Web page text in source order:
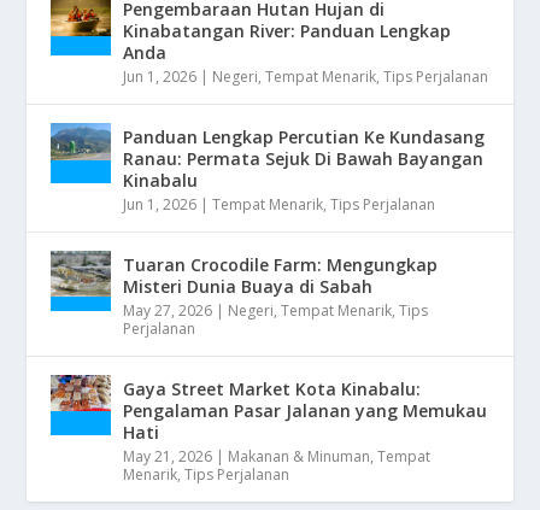
Pengembaraan Hutan Hujan di
Kinabatangan River: Panduan Lengkap
Anda
Jun 1, 2026 | Negeri,Tempat Menarik,Tips Perjalanan
Panduan Lengkap Percutian Ke Kundasang
Ranau: Permata Sejuk Di Bawah Bayangan
Kinabalu
Jun 1, 2026 |Tempat Menarik,Tips Perjalanan
Tuaran Crocodile Farm: Mengungkap
Misteri Dunia Buaya di Sabah
May 27, 2026 | Negeri,Tempat Menarik,Tips
Perjalanan
Gaya Street Market Kota Kinabalu:
Pengalaman Pasar Jalanan yang Memukau
Hati
May 21, 2026 | Makanan & Minuman,Tempat
Menarik,Tips Perjalanan